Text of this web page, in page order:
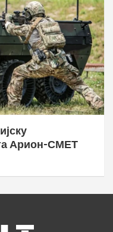
Арион-СМЕТ